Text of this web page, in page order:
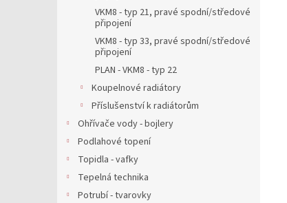
VKM8 - typ 21, pravé spodní/středové
připojení
VKM8 - typ 33, pravé spodní/středové
připojení
PLAN - VKM8 - typ 22
Koupelnové radiátory
Příslušenství k radiátorům
Ohřívače vody - bojlery
Podlahové topení
Topidla - vafky
Tepelná technika
Potrubí - tvarovky